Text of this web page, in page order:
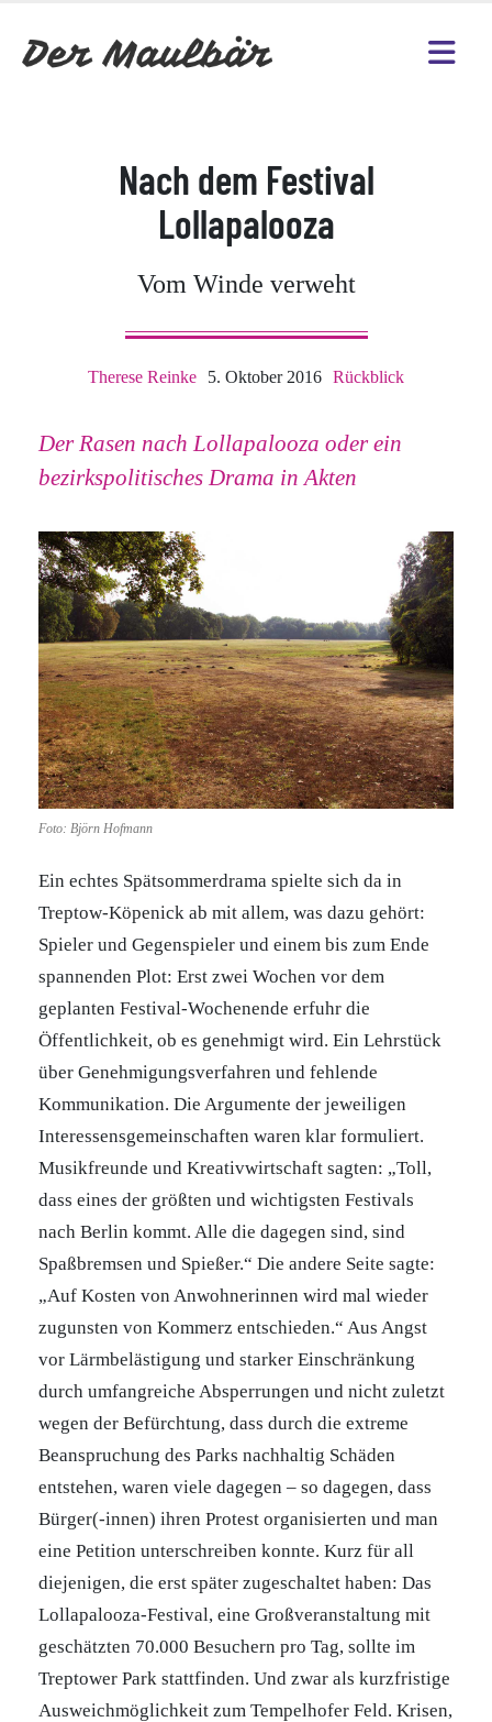
Nach dem Festival
Lollapalooza
Vom Winde verweht
Therese Reinke 5. Oktober 2016 Rückblick
Der Rasen nach Lollapalooza oder ein
bezirkspolitisches Drama in Akten
Foto: Björn Hofmann
Ein echtes Spätsommerdrama spielte sich da in
Treptow-Köpenick ab mit allem, was dazu gehört:
Spieler und Gegenspieler und einem bis zum Ende
spannenden Plot: Erst zwei Wochen vor dem
geplanten Festival-Wochenende erfuhr die
Öffentlichkeit, ob es genehmigt wird. Ein Lehrstück
über Genehmigungsverfahren und fehlende
Kommunikation. Die Argumente der jeweiligen
Interessensgemeinschaften waren klar formuliert.
Musikfreunde und Kreativwirtschaft sagten: „Toll,
dass eines der größten und wichtigsten Festivals
nach Berlin kommt. Alle die dagegen sind, sind
Spaßbremsen und Spießer.“ Die andere Seite sagte:
„Auf Kosten von Anwohnerinnen wird mal wieder
zugunsten von Kommerz entschieden.“ Aus Angst
vor Lärmbelästigung und starker Einschränkung
durch umfangreiche Absperrungen und nicht zuletzt
wegen der Befürchtung, dass durch die extreme
Beanspruchung des Parks nachhaltig Schäden
entstehen, waren viele dagegen – so dagegen, dass
Bürger(-innen) ihren Protest organisierten und man
eine Petition unterschreiben konnte. Kurz für all
diejenigen, die erst später zugeschaltet haben: Das
Lollapalooza-Festival, eine Großveranstaltung mit
geschätzten 70.000 Besuchern pro Tag, sollte im
Treptower Park stattfinden. Und zwar als kurzfristige
Ausweichmöglichkeit zum Tempelhofer Feld. Krisen,